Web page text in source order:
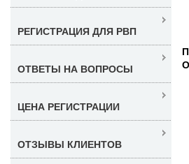
РЕГИСТРАЦИЯ ДЛЯ РВП
ОТВЕТЫ НА ВОПРОСЫ
ЦЕНА РЕГИСТРАЦИИ
ОТЗЫВЫ КЛИЕНТОВ